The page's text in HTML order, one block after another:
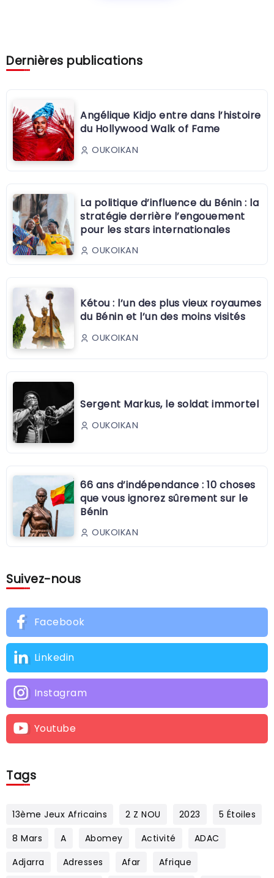
Dernières publications
Angélique Kidjo entre dans l’histoire
du Hollywood Walk of Fame
OUKOIKAN
La politique d’influence du Bénin : la
stratégie derrière l’engouement
pour les stars internationales
OUKOIKAN
Kétou : l’un des plus vieux royaumes
du Bénin et l’un des moins visités
OUKOIKAN
Sergent Markus, le soldat immortel
OUKOIKAN
66 ans d’indépendance : 10 choses
que vous ignorez sûrement sur le
Bénin
OUKOIKAN
Suivez-nous
Facebook
Linkedin
Instagram
Youtube
Tags
13ème Jeux Africains 2 Z NOU 2023
5 Étoiles
8 Mars
A Abomey Activité
ADAC
Adjarra
Adresses Afar
Afrique